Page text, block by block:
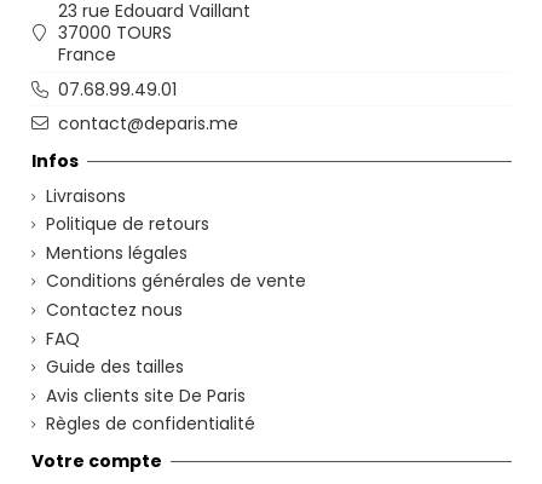
Votre compte
Infos
Livraisons
Politique de retours
Mentions légales
Conditions générales de vente
Contactez nous
FAQ
Guide des tailles
Avis clients site De Paris
Règles de confidentialité
23 rue Edouard Vaillant
37000 TOURS
France
07.68.99.49.01
contact@deparis.me